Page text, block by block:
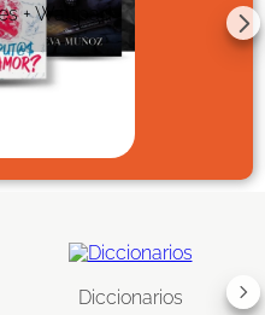
+ Wattpad
Diccionarios